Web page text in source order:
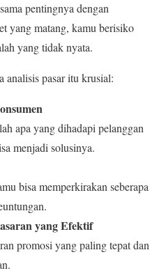
pentingnya dengan
yang matang, kamu berisiko
yang tidak nyata.
analisis pasar itu krusial:
apa yang dihadapi pelanggan
menjadi solusinya.
bisa memperkirakan seberapa
yang Efektif
promosi yang paling tepat dan